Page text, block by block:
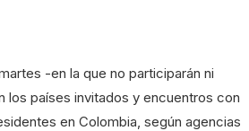
-en la que no participarán ni
los países invitados y encuentros con
en Colombia, según agencias